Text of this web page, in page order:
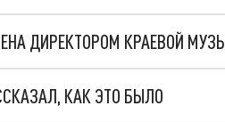
КАК ЭТО БЫЛО